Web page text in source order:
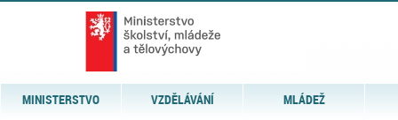
MINISTERSTVO VZDĚLÁVÁNÍ MLÁDEŽ